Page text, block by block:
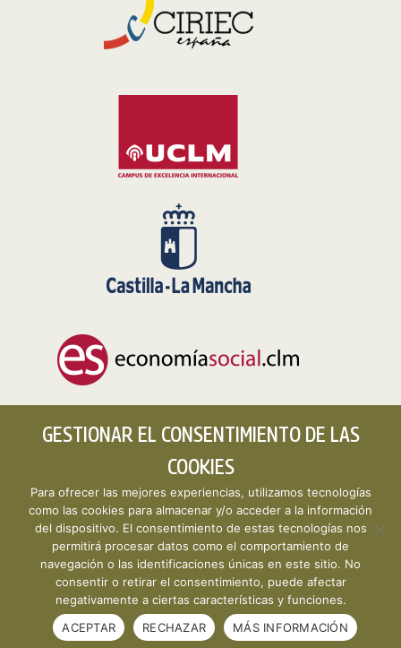
Copyright © 2026 CLMESTAT :: Portal Estadístico de la
Economía Social de Castilla-La Mancha ·Aviso legal y
política de privacidad·Política de cookies · Desarrollo
web:Visualco
GESTIONAR EL CONSENTIMIENTO DE LAS
COOKIES
Para ofrecer las mejores experiencias, utilizamos tecnologías
como las cookies para almacenar y/o acceder a la información
del dispositivo. El consentimiento de estas tecnologías nos
permitirá procesar datos como el comportamiento de
navegación o las identificaciones únicas en este sitio. No
consentir o retirar el consentimiento, puede afectar
negativamente a ciertas características y funciones.
ACEPTAR
RECHAZAR MÁS INFORMACIÓN